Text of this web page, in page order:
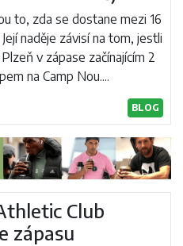
to, zda se dostane mezi 16
naděje závisí na tom, jestli
v zápase začínajícím 2
na Camp Nou....
BLOG
Club
zápasu